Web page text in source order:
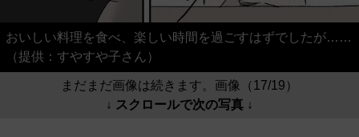
おいしい料理を食べ、楽しい時間を過ごすはずでしたが……
（提供：すやすや子さん）
まだまだ画像は続きます。画像（17/19）
↓ スクロールで次の写真 ↓